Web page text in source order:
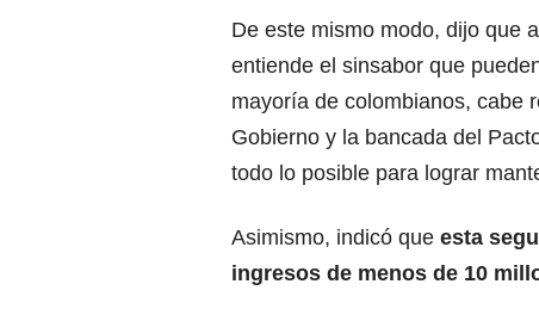
De este mismo modo, dijo que
entiende el sinsabor que
mayoría de colombianos, cabe
Gobierno y la bancada del
todo lo posible para lograr
Asimismo, indicó que esta
ingresos de menos de 10